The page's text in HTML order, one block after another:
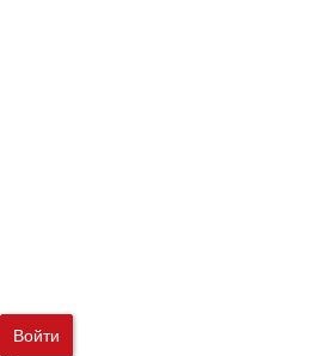
Войти